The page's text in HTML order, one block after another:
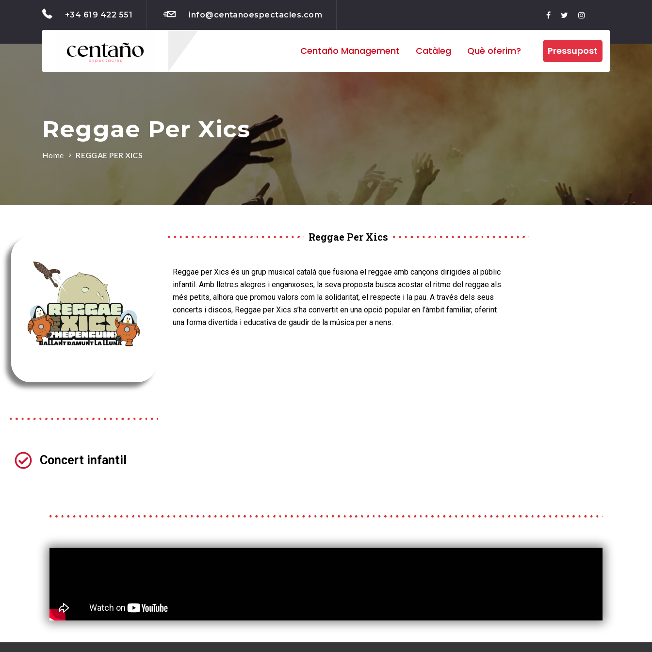
+34 619 422 551 info@centanoespectacles.com
Centaño Management Catàleg Què oferim? Pressupost
Reggae Per Xics
Home REGGAE PER XICS
Concert infantil
Reggae Per Xics
Reggae per Xics és un grup musical català que fusiona el reggae amb cançons dirigides al públic
infantil. Amb lletres alegres i enganxoses, la seva proposta busca acostar el ritme del reggae als
més petits, alhora que promou valors com la solidaritat, el respecte i la pau. A través dels seus
concerts i discos, Reggae per Xics s’ha convertit en una opció popular en l’àmbit familiar, oferint
una forma divertida i educativa de gaudir de la música per a nens.